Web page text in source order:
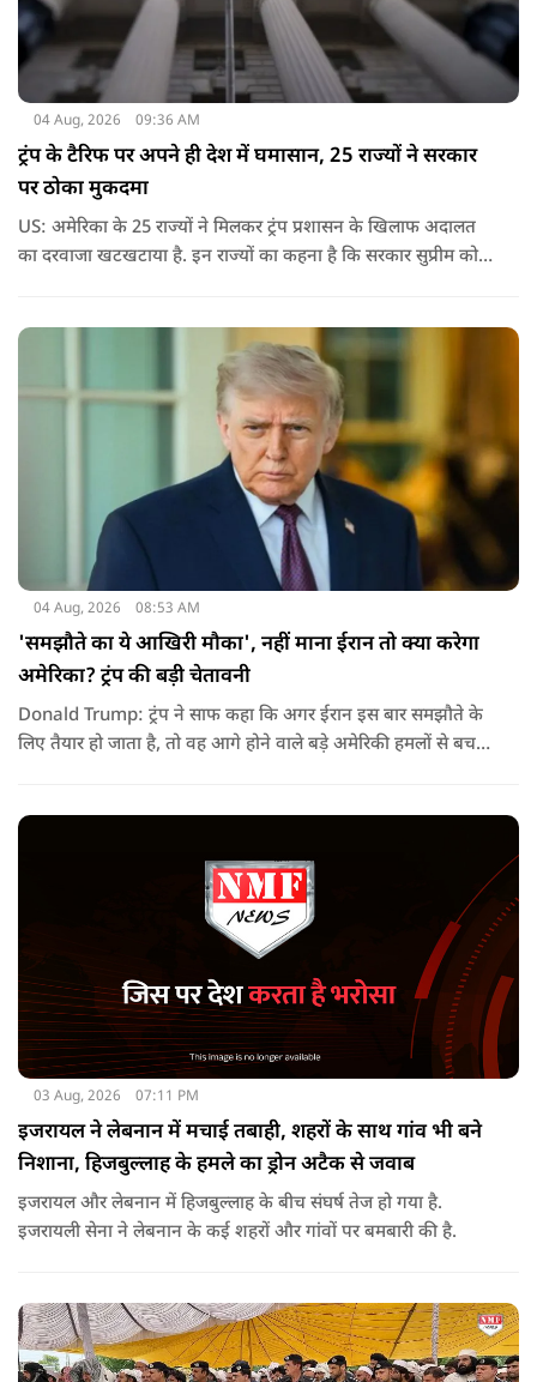
04 Aug, 2026 09:36 AM
ट्रंप के टैरिफ पर अपने ही देश में घमासान, 25 राज्यों ने सरकार
पर ठोका मुकदमा
US: अमेरिका के 25 राज्यों ने मिलकर ट्रंप प्रशासन के खिलाफ अदालत
का दरवाजा खटखटाया है. इन राज्यों का कहना है कि सरकार सुप्रीम कोर्ट
04 Aug, 2026 08:53 AM
'समझौते का ये आखिरी मौका', नहीं माना ईरान तो क्या करेगा
अमेरिका? ट्रंप की बड़ी चेतावनी
Donald Trump: ट्रंप ने साफ कहा कि अगर ईरान इस बार समझौते के
लिए तैयार हो जाता है, तो वह आगे होने वाले बड़े अमेरिकी हमलों से बच
03 Aug, 2026 07:11 PM
इजरायल ने लेबनान में मचाई तबाही, शहरों के साथ गांव भी बने
निशाना, हिजबुल्लाह के हमले का ड्रोन अटैक से जवाब
इजरायल और लेबनान में हिजबुल्लाह के बीच संघर्ष तेज हो गया है.
इजरायली सेना ने लेबनान के कई शहरों और गांवों पर बमबारी की है.